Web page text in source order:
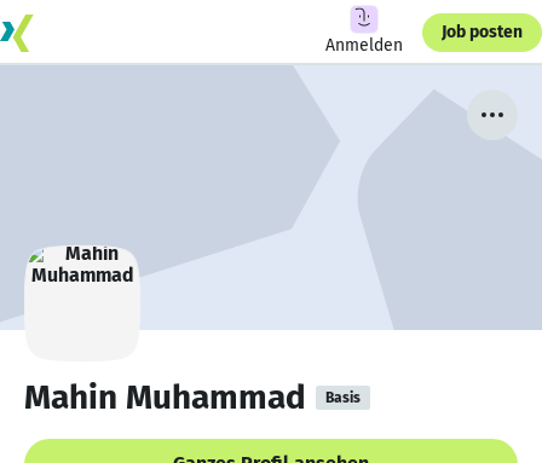
Anmelden
Job posten
Mahin Muhammad Basis